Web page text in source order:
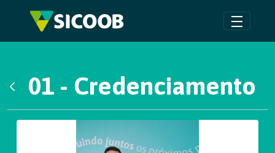
Pular para o Conteúdo principal
01 - Credenciamento